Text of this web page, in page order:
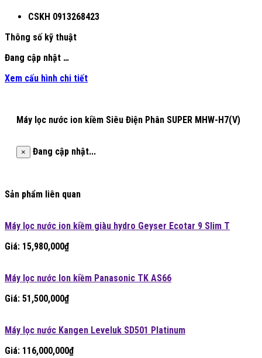
CSKH 0913268423
Thông số kỹ thuật
Đang cập nhật …
Xem cấu hình chi tiết
Máy lọc nước ion kiềm Siêu Điện Phân SUPER MHW-H7(V)
× Đang cập nhật...
Sản phẩm liên quan
Máy lọc nước ion kiềm giàu hydro Geyser Ecotar 9 Slim T
Giá: 15,980,000₫
Máy lọc nước Ion kiềm Panasonic TK AS66
Giá: 51,500,000₫
Máy lọc nước Kangen Leveluk SD501 Platinum
Giá: 116,000,000₫